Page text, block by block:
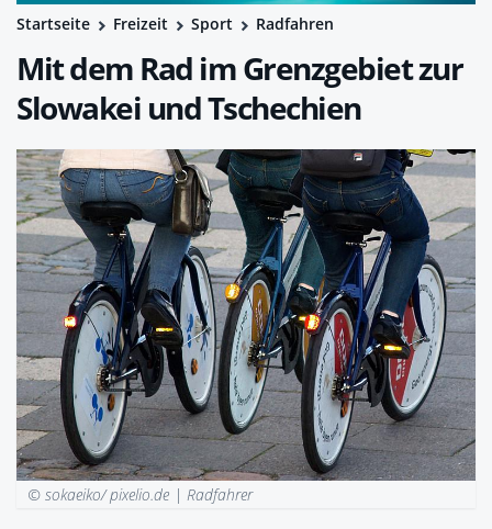
Startseite Freizeit Sport Radfahren
Mit dem Rad im Grenzgebiet zur
Slowakei und Tschechien
© sokaeiko/ pixelio.de | Radfahrer